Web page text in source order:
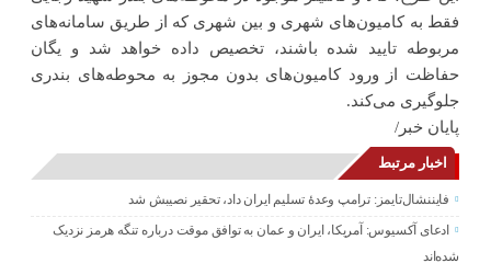
فقط به کامیون‌های شهری و بین شهری که از طریق سامانه‌های
مربوطه تایید شده‌ باشند، تخصیص داده خواهد شد و یگان
حفاظت از ورود کامیون‌های بدون مجوز به محوطه‌های بندری
جلوگیری می‌کند.
پایان خبر/
اخبار مرتبط
فایننشال‌تایمز: ترامپ وعدۀ تسلیم ایران داد، تحقیر نصیبش شد
ادعای آکسیوس: آمریکا، ایران و عمان به توافق موقت درباره تنگه هرمز نزدیک
شده‌اند